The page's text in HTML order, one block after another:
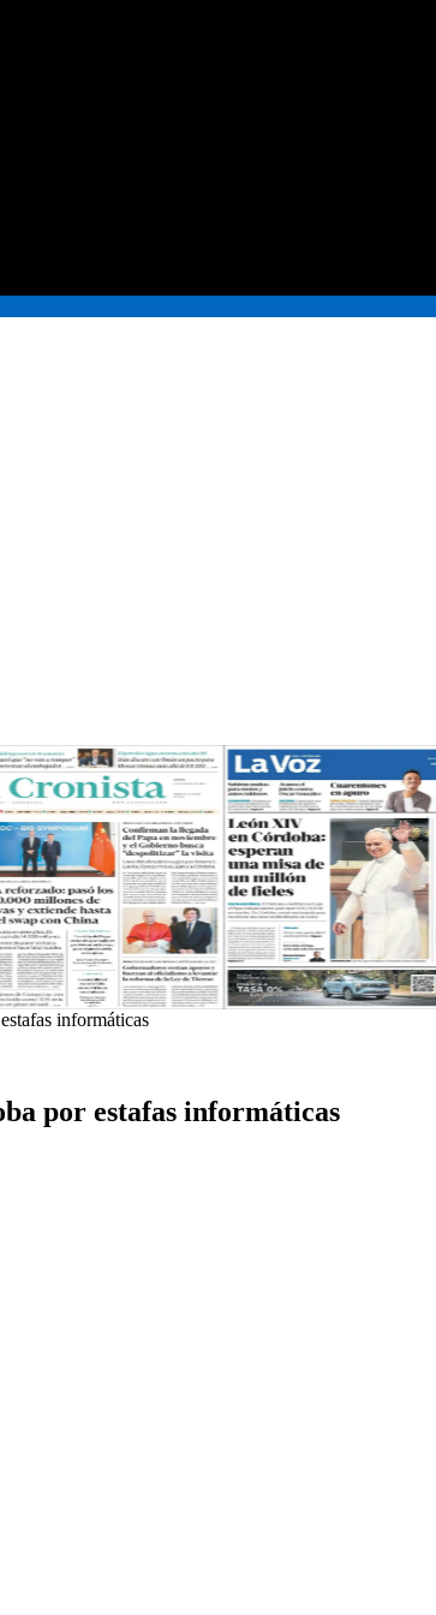
informáticas
por estafas informáticas